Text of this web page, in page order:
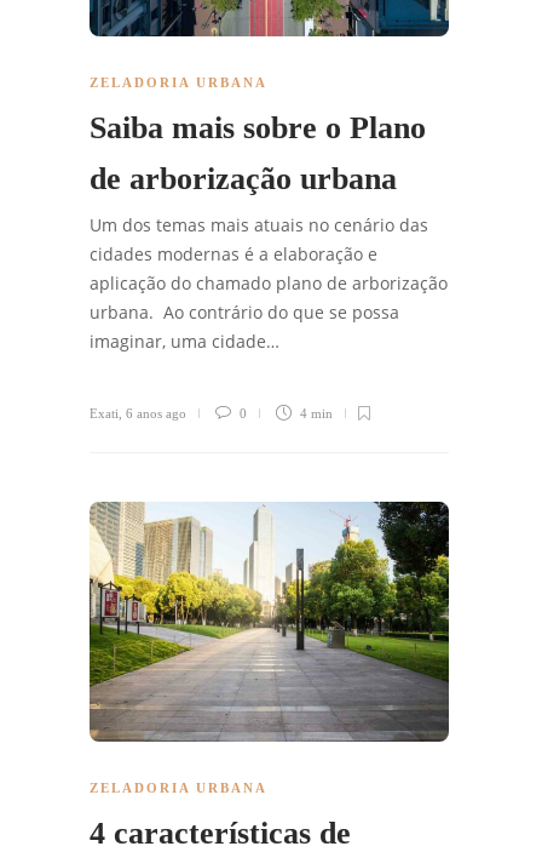
ZELADORIA URBANA
Saiba mais sobre o Plano
de arborização urbana
Um dos temas mais atuais no cenário das
cidades modernas é a elaboração e
aplicação do chamado plano de arborização
urbana. Ao contrário do que se possa
imaginar, uma cidade…
Exati 6 anos ago 0 4 min
ZELADORIA URBANA
4 características de